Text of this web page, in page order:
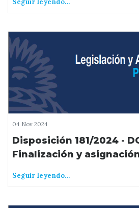
Seguir leyendo...
04 Nov 2024
Disposición 181/2024 -
Finalización y
Seguir leyendo...